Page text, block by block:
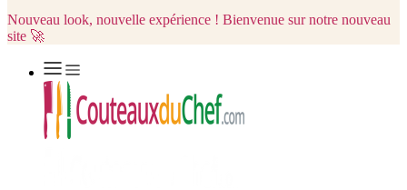
Nouveau look, nouvelle expérience ! Bienvenue sur notre nouveau
site 🚀